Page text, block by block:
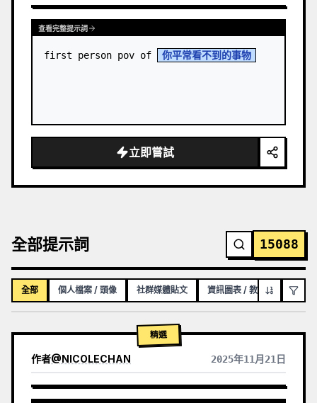
查看完整提示詞
first person pov of 你平常看不到的事物
立即嘗試
全部提示詞 15088
全部 個人檔案 / 頭像 社群媒體貼文 資訊圖表 / 教育視覺化內容
精選
作者@NICOLECHAN 2025年11月21日
查看其他模型的結果